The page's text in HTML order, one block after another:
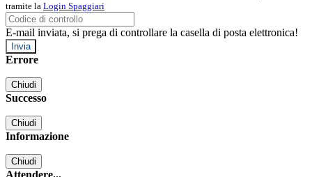
tramite la Login Spaggiari
E-mail inviata, si prega di controllare la casella di posta elettronica!
Errore
Chiudi
Successo
Chiudi
Informazione
Chiudi